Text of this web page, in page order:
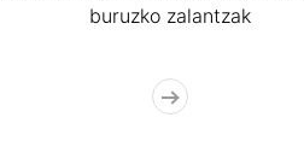
buruzko zalantzak